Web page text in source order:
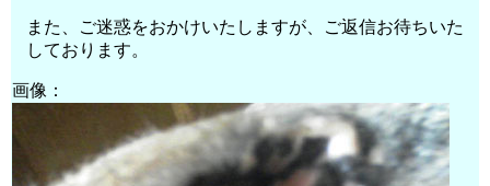
また、ご迷惑をおかけいたしますが、ご返信お待ちいた
しております。
画像：